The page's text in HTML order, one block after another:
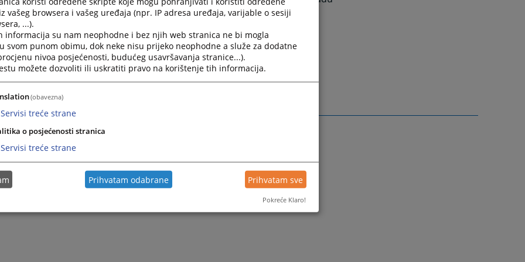
se da ćete zadovoljiti Vašu znatiželju i pronaći potrebne informacije, te
sliku o našim uslugama.
dužnosti predsjednika suda
vašeg browsera i vašeg uređaja (npr. IP adresa uređaja, varijable o sesiji
...).
informacija su nam neophodne i bez njih web stranica ne bi mogla
svom punom obimu, dok neke nisu prijeko neophodne a služe za dodatne
nivoa posjećenosti, budućeg usavršavanja stranice...).
možete dozvoliti ili uskratiti pravo na korištenje tih informacija.
(obavezna)
Servisi treće strane
o posjećenosti stranica
Servisi treće strane
Prihvatam odabrane Prihvatam sve
Pokreće Klaro!